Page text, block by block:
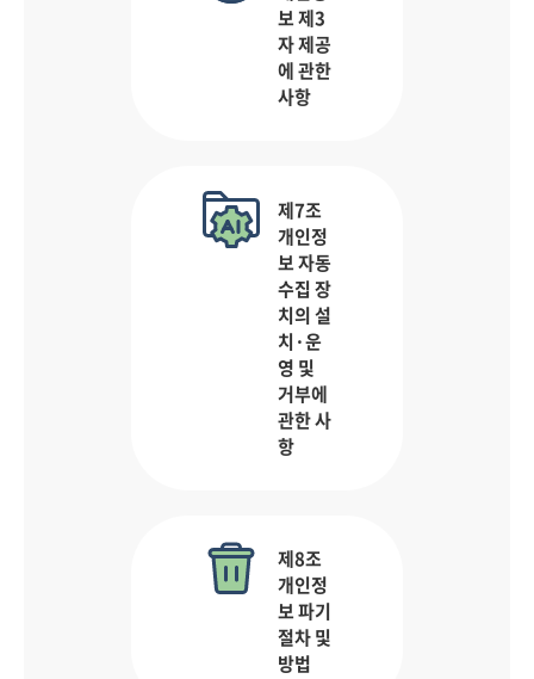
보 제3
자 제공
에 관한
사항
제7조
개인정
보 자동
수집 장
치의 설
치·운
영 및
거부에
관한 사
항
제8조
개인정
보 파기
절차 및
방법